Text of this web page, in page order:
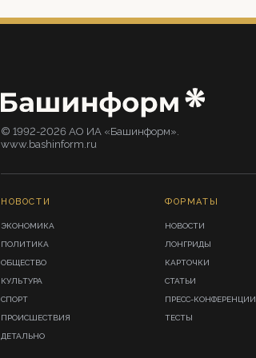
© 1992-2026 АО ИА «Башинформ».
www.bashinform.ru
НОВОСТИ
ЭКОНОМИКА
ПОЛИТИКА
ОБЩЕСТВО
КУЛЬТУРА
СПОРТ
ПРОИСШЕСТВИЯ
ДЕТАЛЬНО
ФОРМАТЫ
НОВОСТИ
ЛОНГРИДЫ
КАРТОЧКИ
СТАТЬИ
ПРЕСС-КОНФЕРЕНЦИИ
ТЕСТЫ